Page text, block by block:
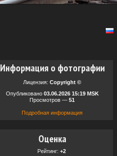
Информация о фотографии
Лицензия: Copyright ©
Опубликовано 03.06.2026 15:19 MSK
Просмотров — 51
Подробная информация
Оценка
Рейтинг: +2